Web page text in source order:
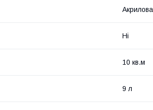
Акрилова
Ні
10 кв.м
9 л